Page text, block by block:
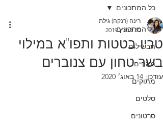
כל המתכונים
תבשילים
מאפים
מתוקים
סלטים
סרטונים
כל המתכונים
טריו בטטות ותפו"א במילוי
בשר טחון עם צנוברים
רינה (רנקה) גילת
30 במרץ 2019
עודכן: 14 באוג׳ 2020